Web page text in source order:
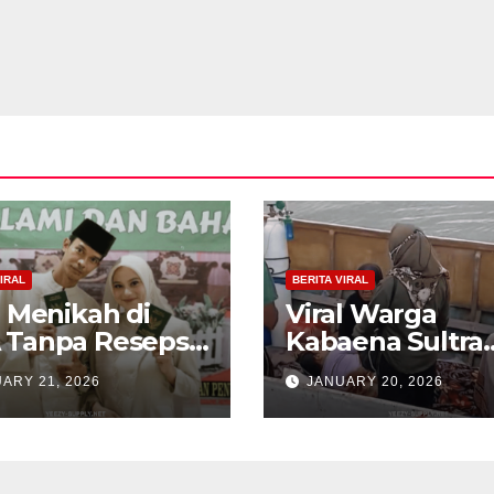
Menikah di
Tanpa Resepsi,
Estetik
Ini Bikin
21, 2026
BERITA VIRAL
Viral Warga
Kabaena Sultra
Sewa Kapal Rp 3
Juta Demi
ke RS
JANUARY 20, 2026